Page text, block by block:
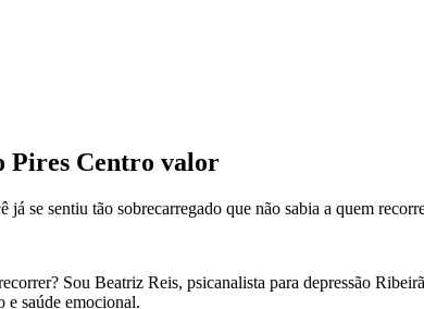
Pires Centro valor
se sentiu tão sobrecarregado que não sabia a quem
Sou Beatriz Reis, psicanalista para depressão
e saúde emocional.